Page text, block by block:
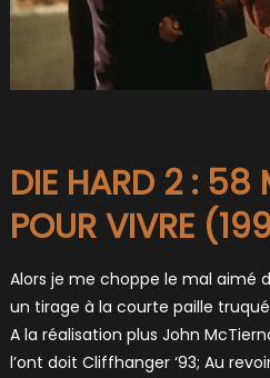
DIE HARD 2 : 58
POUR VIVRE
Alors je me choppe le mal aimé
un tirage à la courte paille
A la réalisation plus John
l’ont doit Cliffhanger ‘93; Au